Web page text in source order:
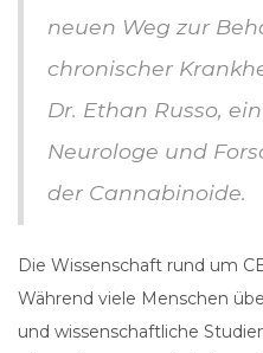
neuen Weg zur
chronischer
Dr. Ethan Russo,
Neurologe und
der Cannabinoide.
Die Wissenschaft rund um
Während viele Menschen
und wissenschaftliche